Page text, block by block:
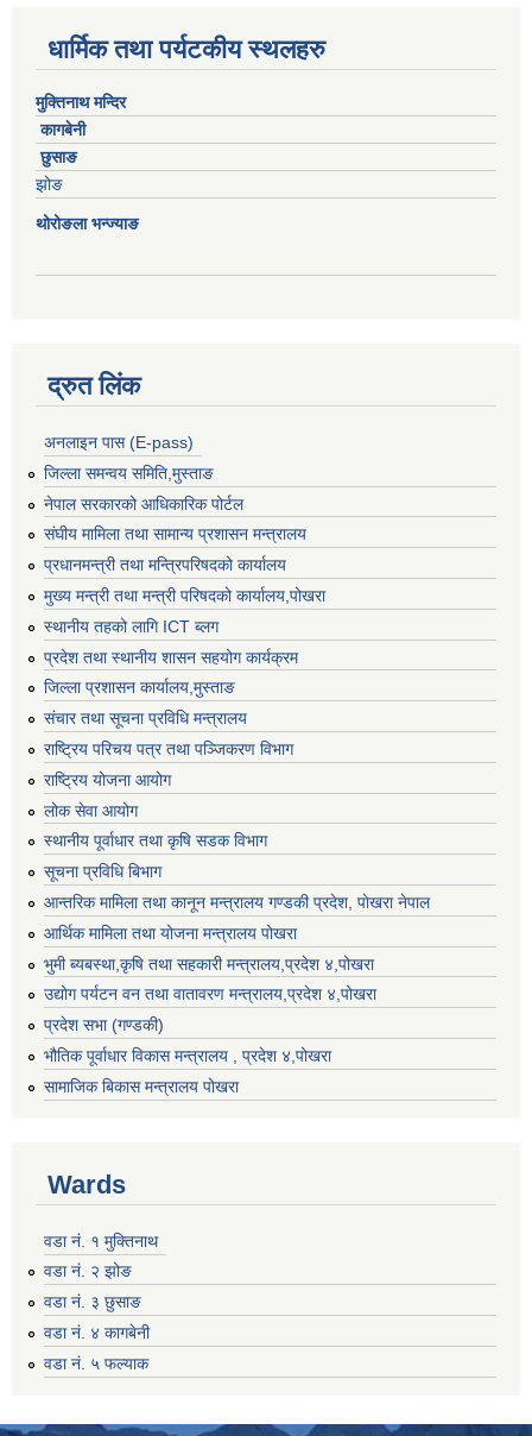
धार्मिक तथा पर्यटकीय स्थलहरु
मुक्तिनाथ मन्दिर
कागबेनी
छुसाङ
झोङ
थोरोङला भन्ज्याङ
द्रुत लिंक
अनलाइन पास (E-pass)
जिल्ला समन्वय समिति,मुस्ताङ
नेपाल सरकारको आधिकारिक पोर्टल
संघीय मामिला तथा सामान्य प्रशासन मन्त्रालय
प्रधानमन्त्री तथा मन्त्रिपरिषदको कार्यालय
मुख्य मन्त्री तथा मन्त्री परिषदको कार्यालय,पोखरा
स्थानीय तहको लागि ICT ब्लग
प्रदेश तथा स्थानीय शासन सहयोग कार्यक्रम
जिल्ला प्रशासन कार्यालय,मुस्ताङ
संचार तथा सूचना प्रविधि मन्त्रालय
राष्ट्रिय परिचय पत्र तथा पञ्जिकरण विभाग
राष्ट्रिय योजना आयोग
लोक सेवा आयोग
स्थानीय पूर्वाधार तथा कृषि सडक विभाग
सूचना प्रविधि बिभाग
आन्तरिक मामिला तथा कानून मन्त्रालय गण्डकी प्रदेश, पाेखरा नेपाल
आर्थिक मामिला तथा योजना मन्त्रालय पोखरा
भुमी ब्यबस्था,कृषि तथा सहकारी मन्त्रालय,प्रदेश ४,पोखरा
उद्योग पर्यटन वन तथा वातावरण मन्त्रालय,प्रदेश ४,पोखरा
प्रदेश सभा (गण्डकी)
भौतिक पूर्वाधार विकास मन्त्रालय , प्रदेश ४,पोखरा
सामाजिक बिकास मन्त्रालय पोखरा
Wards
वडा नं. १ मुक्तिनाथ
वडा नं. २ झोङ
वडा नं. ३ छुसाङ
वडा नं. ४ कागबेनी
वडा नं. ५ फल्याक